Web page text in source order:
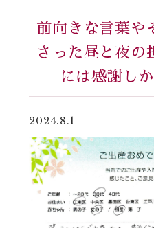
前向きな言葉や
さった昼と夜の
には感謝し
2024.8.1